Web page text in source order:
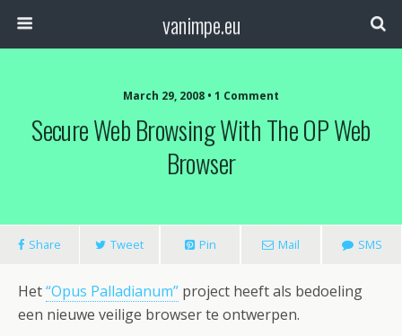
vanimpe.eu
March 29, 2008 • 1 Comment
Secure Web Browsing With The OP Web
Browser
Share Tweet Pin Mail SMS
Het“Opus Palladianum” project heeft als bedoeling
een nieuwe veilige browser te ontwerpen.